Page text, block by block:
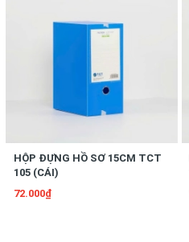
HỘP ĐỰNG HỒ SƠ 15CM TCT
105 (CÁI)
72.000₫